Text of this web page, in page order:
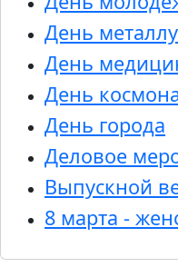
День
День
День
День города
Деловое
Выпускной
8 марта -